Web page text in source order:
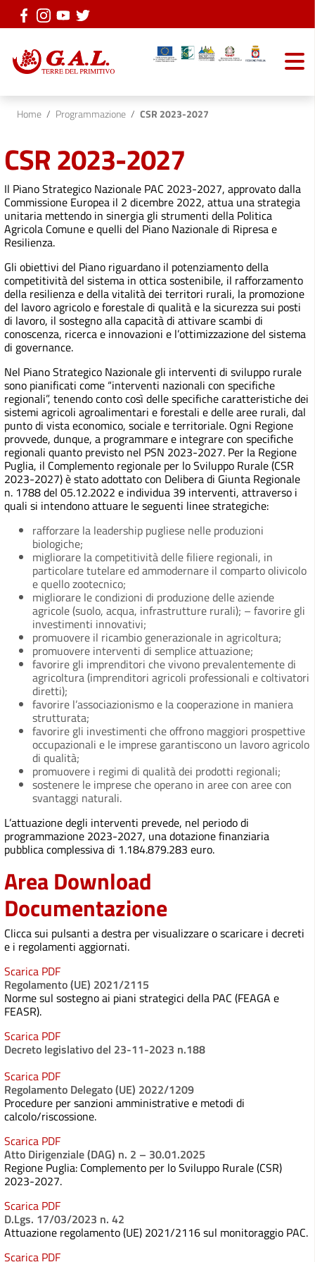
Vai ai contenuti
Vai al menu di navigazione
Vai al footer
Home / Programmazione / CSR 2023-2027
CSR 2023-2027
Il Piano Strategico Nazionale PAC 2023-2027, approvato dalla
Commissione Europea il 2 dicembre 2022, attua una strategia
unitaria mettendo in sinergia gli strumenti della Politica
Agricola Comune e quelli del Piano Nazionale di Ripresa e
Resilienza.
Gli obiettivi del Piano riguardano il potenziamento della
competitività del sistema in ottica sostenibile, il rafforzamento
della resilienza e della vitalità dei territori rurali, la promozione
del lavoro agricolo e forestale di qualità e la sicurezza sui posti
di lavoro, il sostegno alla capacità di attivare scambi di
conoscenza, ricerca e innovazioni e l’ottimizzazione del sistema
di governance.
Nel Piano Strategico Nazionale gli interventi di sviluppo rurale
sono pianificati come “interventi nazionali con specifiche
regionali”, tenendo conto così delle specifiche caratteristiche dei
sistemi agricoli agroalimentari e forestali e delle aree rurali, dal
punto di vista economico, sociale e territoriale. Ogni Regione
provvede, dunque, a programmare e integrare con specifiche
regionali quanto previsto nel PSN 2023-2027. Per la Regione
Puglia, il Complemento regionale per lo Sviluppo Rurale (CSR
2023-2027) è stato adottato con Delibera di Giunta Regionale
n. 1788 del 05.12.2022 e individua 39 interventi, attraverso i
quali si intendono attuare le seguenti linee strategiche:
rafforzare la leadership pugliese nelle produzioni
biologiche;
migliorare la competitività delle filiere regionali, in
particolare tutelare ed ammodernare il comparto olivicolo
e quello zootecnico;
migliorare le condizioni di produzione delle aziende
agricole (suolo, acqua, infrastrutture rurali); – favorire gli
investimenti innovativi;
promuovere il ricambio generazionale in agricoltura;
promuovere interventi di semplice attuazione;
favorire gli imprenditori che vivono prevalentemente di
agricoltura (imprenditori agricoli professionali e coltivatori
diretti);
favorire l’associazionismo e la cooperazione in maniera
strutturata;
favorire gli investimenti che offrono maggiori prospettive
occupazionali e le imprese garantiscono un lavoro agricolo
di qualità;
promuovere i regimi di qualità dei prodotti regionali;
sostenere le imprese che operano in aree con aree con
svantaggi naturali.
L’attuazione degli interventi prevede, nel periodo di
programmazione 2023-2027, una dotazione finanziaria
pubblica complessiva di 1.184.879.283 euro.
Area Download
Documentazione
Clicca sui pulsanti a destra per visualizzare o scaricare i decreti
e i regolamenti aggiornati.
Scarica PDF
Regolamento (UE) 2021/2115
Norme sul sostegno ai piani strategici della PAC (FEAGA e
FEASR).
Scarica PDF
Decreto legislativo del 23-11-2023 n.188
Scarica PDF
Regolamento Delegato (UE) 2022/1209
Procedure per sanzioni amministrative e metodi di
calcolo/riscossione.
Scarica PDF
Atto Dirigenziale (DAG) n. 2 – 30.01.2025
Regione Puglia: Complemento per lo Sviluppo Rurale (CSR)
2023-2027.
Scarica PDF
D.Lgs. 17/03/2023 n. 42
Attuazione regolamento (UE) 2021/2116 sul monitoraggio PAC.
Scarica PDF